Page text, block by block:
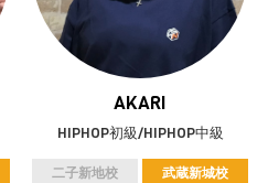
AKARI
HIPHOP初級/HIPHOP中級
二子新地校 武蔵新城校